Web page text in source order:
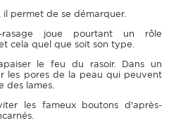
permet de se démarquer.
rasage joue pourtant un rôle
cela quel que soit son type.
le feu du rasoir. Dans un
les pores de la peau qui peuvent
des lames.
les fameux boutons d'après-